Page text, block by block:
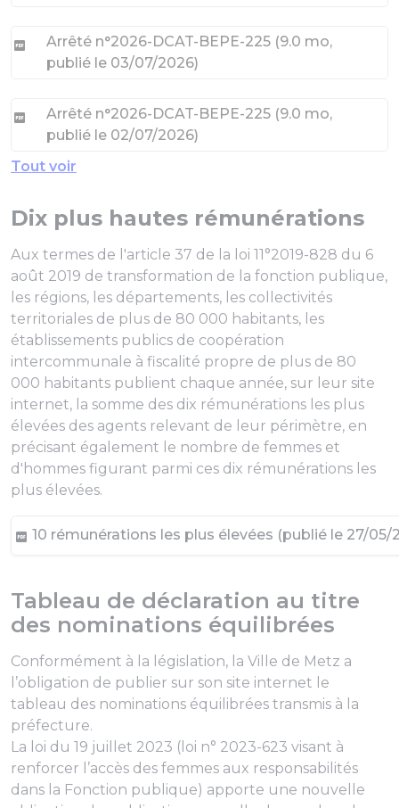
Arrêté n°2026-DCAT-BEPE-225 (9.0 mo,
publié le 03/07/2026)
Arrêté n°2026-DCAT-BEPE-225 (9.0 mo,
publié le 02/07/2026)
Tout voir
Dix plus hautes rémunérations
Aux termes de l'article 37 de la loi 11°2019-828 du 6
août 2019 de transformation de la fonction publique,
les régions, les départements, les collectivités
territoriales de plus de 80 000 habitants, les
établissements publics de coopération
intercommunale à fiscalité propre de plus de 80
000 habitants publient chaque année, sur leur site
internet, la somme des dix rémunérations les plus
élevées des agents relevant de leur périmètre, en
précisant également le nombre de femmes et
d'hommes figurant parmi ces dix rémunérations les
plus élevées.
10 rémunérations les plus élevées (publié le 27/05/
Tableau de déclaration au titre
des nominations équilibrées
Conformément à la législation, la Ville de Metz a
l’obligation de publier sur son site internet le
tableau des nominations équilibrées transmis à la
préfecture.
La loi du 19 juillet 2023 (loi n° 2023-623 visant à
renforcer l’accès des femmes aux responsabilités
dans la Fonction publique) apporte une nouvelle